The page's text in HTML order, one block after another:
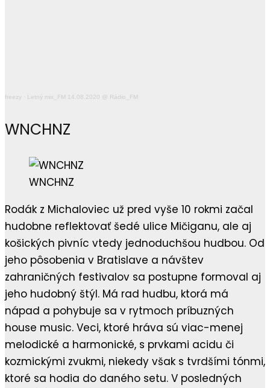
freezy · Letný mix_FM 14.08.2020 @ Rádio_FM
WNCHNZ
WNCHNZ
Rodák z Michaloviec už pred vyše 10 rokmi začal
hudobne reflektovať šedé ulice Mičiganu, ale aj
košických pivníc vtedy jednoduchšou hudbou. Od
jeho pôsobenia v Bratislave a návštev
zahraničných festivalov sa postupne formoval aj
jeho hudobný štýl. Má rad hudbu, ktorá má
nápad a pohybuje sa v rytmoch príbuzných
house music. Veci, ktoré hráva sú viac-menej
melodické a harmonické, s prvkami acidu či
kozmickými zvukmi, niekedy však s tvrdšími tónmi,
ktoré sa hodia do daného setu. V posledných